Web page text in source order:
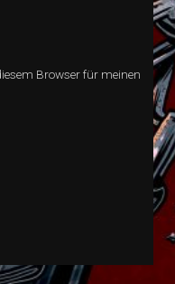
Browser für meinen